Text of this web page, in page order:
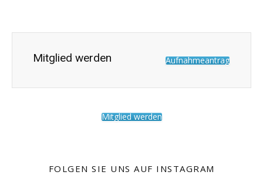
Mitglied werden Aufnahmeantrag
Mitglied werden
FOLGEN SIE UNS AUF INSTAGRAM